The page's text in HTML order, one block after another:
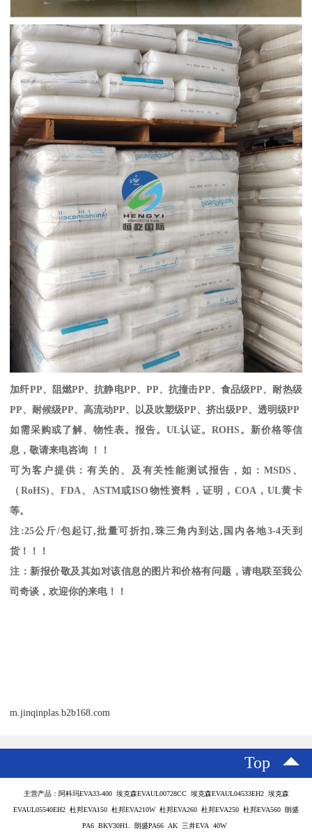
加纤PP、阻燃PP、抗静电PP、 PP、抗撞击PP、食品级PP、耐热级
PP、耐候级PP、高流动PP、以及吹塑级PP、挤出级PP、透明级PP
如需采购或了解、物性表。报告。 UL认证。 ROHS 。新价格等信
息，敬请来电咨询 ！！
可为客户提供：有关的、及有关性能测试报告，如： MSDS 、
（ RoHS) 、FDA、 ASTM或ISO物性资料，证明， COA，UL黄卡
等。
注 :25公斤/包起订,批量可折扣, 珠三角内到达, 国内各地3-4天到
货！！！
注：新报价敬及其如对该信息的图片和价格有问题，请电联至我公
司奇谈，欢迎你的来电！！
m.jinqinplas.b2b168.com
Top
主营产品：阿科玛EVA33-400 埃克森EVAUL00728CC 埃克森EVAUL04533EH2 埃克森
EVAUL05540EH2 杜邦EVA150 杜邦EVA210W 杜邦EVA260 杜邦EVA250 杜邦EVA560 朗盛
PA6 BKV30H1. 朗盛PA66 AK 三井EVA 40W